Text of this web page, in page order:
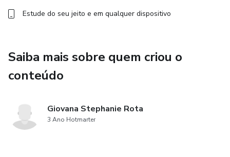
Estude do seu jeito e em qualquer dispositivo
Saiba mais sobre quem criou o
conteúdo
Giovana Stephanie Rota
3 Ano Hotmarter